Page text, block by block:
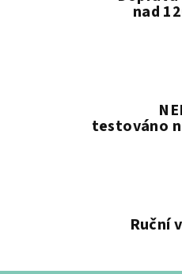
nad
testováno
Ruční